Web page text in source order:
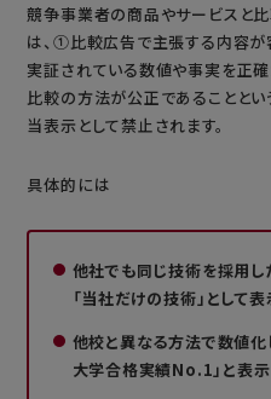
競争事業者の商品やサービスと
は、①比較広告で主張する内容
実証されている数値や事実を正
比較の方法が公正であることと
当表示として禁止されます。
具体的には
他社でも同じ技術を採用し
「当社だけの技術」として表
他校と異なる方法で数値化
大学合格実績No.1」と表示